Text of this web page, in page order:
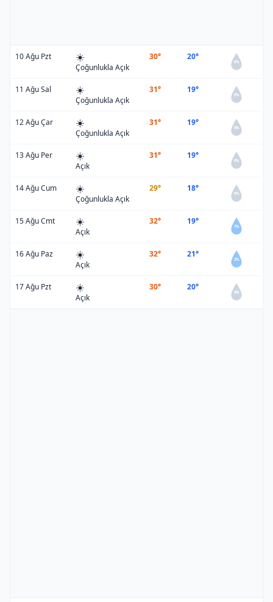
10 Ağu Pzt ☀️
Çoğunlukla Açık
30° 20°
0%
11 Ağu Sal ☀️
Çoğunlukla Açık
31° 19°
0%
12 Ağu Çar ☀️
Çoğunlukla Açık
31° 19°
0%
13 Ağu Per ☀️
Açık
31° 19°
0%
14 Ağu Cum ☀️
Çoğunlukla Açık
29° 18°
0%
15 Ağu Cmt ☀️
Açık
32° 19°
1%
16 Ağu Paz ☀️
Açık
32° 21°
2%
17 Ağu Pzt ☀️
Açık
30° 20°
0%